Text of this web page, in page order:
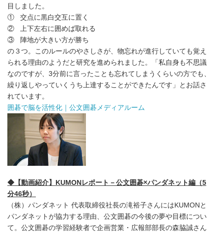
目しました。
① 交点に黒白交互に置く
② 上下左右に囲めば取れる
③ 陣地が大きい方が勝ち
の３つ。このルールのやさしさが、物忘れが進行していても覚え
られる理由のようだと研究を進められました。「私自身も不思議
なのですが、3分前に言ったことも忘れてしまうくらいの方でも、
繰り返しやっていくうち上達することができたんです」とお話さ
れています。
囲碁で脳を活性化｜公文囲碁メディアルーム
◆【動画紹介】KUMONレポート－公文囲碁×パンダネット編（5
分46秒）
（株）パンダネット 代表取締役社長の滝裕子さんにはKUMONと
パンダネットが協力する理由、公文囲碁の今後の夢や目標につい
て。公文囲碁の学習経験者で企画営業・広報部部長の森脇誠さん